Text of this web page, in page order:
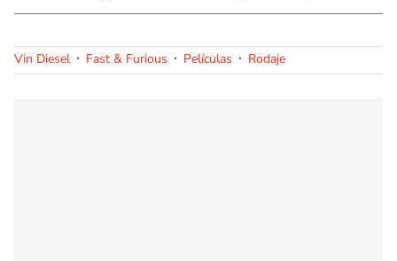
Vin Diesel Fast & Furious Películas Rodaje